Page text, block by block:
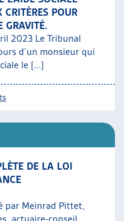
POUR
GRAVITÉ.
2023 Le Tribunal
d’un monsieur qui
le [...]
DE LA LOI
par Meinrad Pittet,
actuaire-conseil